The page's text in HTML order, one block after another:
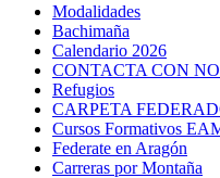
Modalidades
Bachimaña
Calendario 2026
CONTACTA CON
Refugios
CARPETA
Cursos Formativos
Federate en Aragón
Carreras por Montaña